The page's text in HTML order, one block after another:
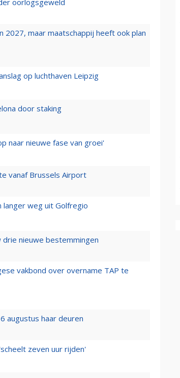
oorlogsgeweld
2027, maar maatschappij heeft ook plan
op luchthaven Leipzig
door staking
naar nieuwe fase van groei'
vanaf Brussels Airport
langer weg uit Golfregio
nieuwe bestemmingen
vakbond over overname TAP te
augustus haar deuren
zeven uur rijden'